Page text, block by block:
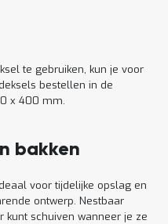
te gebruiken, kun je voor
bestellen in de
x 400 mm.
bakken
voor tijdelijke opslag en
ontwerp. Nestbaar
kunt schuiven wanneer je ze